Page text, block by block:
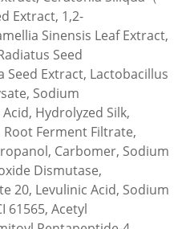
Extract, 1,2-
Sinensis Leaf Extract,
Seed
Seed Extract, Lactobacillus
Sodium
Hydrolyzed Silk,
Ferment Filtrate,
Carbomer, Sodium
Dismutase,
20, Levulinic Acid, Sodium
61565, Acetyl